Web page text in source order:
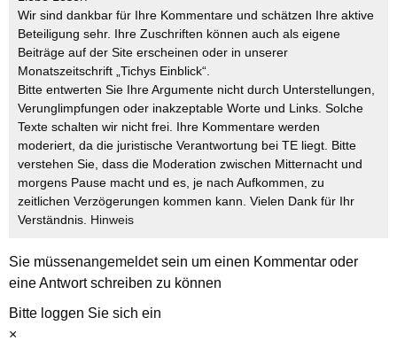
Wir sind dankbar für Ihre Kommentare und schätzen Ihre aktive
Beteiligung sehr. Ihre Zuschriften können auch als eigene
Beiträge auf der Site erscheinen oder in unserer
Monatszeitschrift „Tichys Einblick“.
Bitte entwerten Sie Ihre Argumente nicht durch Unterstellungen,
Verunglimpfungen oder inakzeptable Worte und Links. Solche
Texte schalten wir nicht frei. Ihre Kommentare werden
moderiert, da die juristische Verantwortung bei TE liegt. Bitte
verstehen Sie, dass die Moderation zwischen Mitternacht und
morgens Pause macht und es, je nach Aufkommen, zu
zeitlichen Verzögerungen kommen kann. Vielen Dank für Ihr
Verständnis. Hinweis
Sie müssenangemeldetsein um einen Kommentar oder
eine Antwort schreiben zu können
Bitte loggen Sie sich ein
×